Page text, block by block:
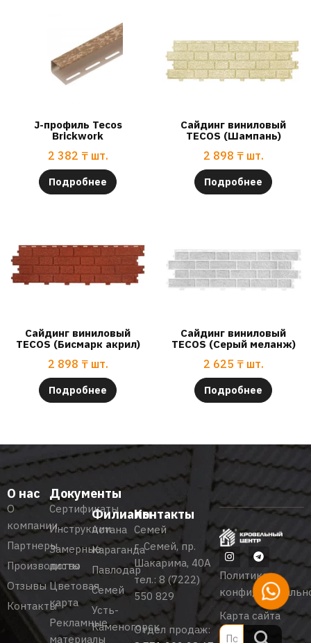
J-профиль Tecos
Brickwork
2 382 ₸ шт.
Подробнее
Сайдинг виниловый
TECOS (Шампань)
2 898 ₸ шт.
Подробнее
Сайдинг виниловый
TECOS (Бисмарк акрил)
2 898 ₸ шт.
Подробнее
Сайдинг виниловый
TECOS (Серый меланж)
2 625 ₸ шт.
Подробнее
О нас
О
компании
Партнеры
Производство
Отзывы
Контакты
Документы
Сертификаты
Инструкции
Замерные
листы
Цветовая
карта
Рекламные
материалы
Филиалы
Астана
Караганда
Павлодар
Семей
Усть-
Каменогорск
Контакты
Семей
г. Семей, пр.
Шакарима, 40А
тел.: 8 (7222)
550 829
Отдел продаж:
Политика
Карта сайта